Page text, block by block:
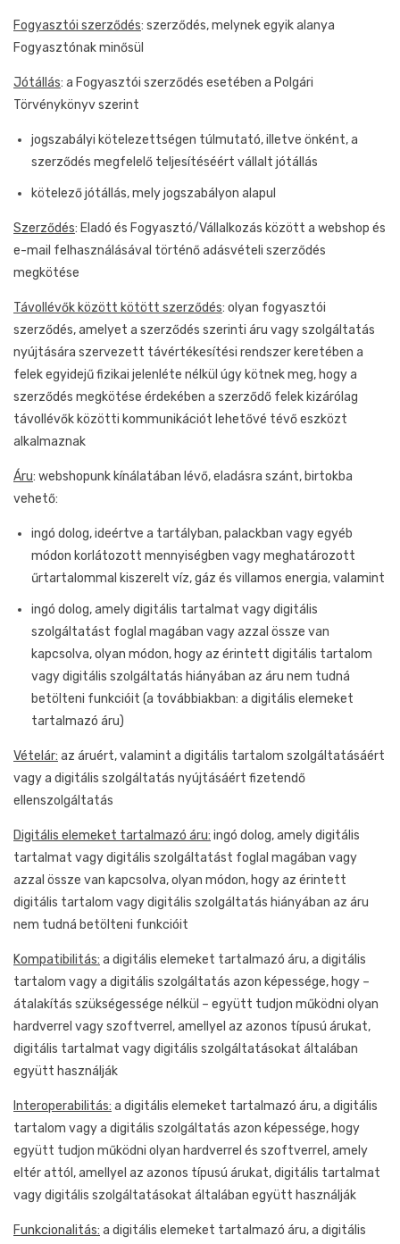
Fogyasztói szerződés: szerződés, melynek egyik alanya
Fogyasztónak minősül
Jótállás: a Fogyasztói szerződés esetében a Polgári
Törvénykönyv szerint
jogszabályi kötelezettségen túlmutató, illetve önként, a
szerződés megfelelő teljesítéséért vállalt jótállás
kötelező jótállás, mely jogszabályon alapul
Szerződés: Eladó és Fogyasztó/Vállalkozás között a webshop és
e-mail felhasználásával történő adásvételi szerződés
megkötése
Távollévők között kötött szerződés: olyan fogyasztói
szerződés, amelyet a szerződés szerinti áru vagy szolgáltatás
nyújtására szervezett távértékesítési rendszer keretében a
felek egyidejű fizikai jelenléte nélkül úgy kötnek meg, hogy a
szerződés megkötése érdekében a szerződő felek kizárólag
távollévők közötti kommunikációt lehetővé tévő eszközt
alkalmaznak
Áru: webshopunk kínálatában lévő, eladásra szánt, birtokba
vehető:
ingó dolog, ideértve a tartályban, palackban vagy egyéb
módon korlátozott mennyiségben vagy meghatározott
űrtartalommal kiszerelt víz, gáz és villamos energia, valamint
ingó dolog, amely digitális tartalmat vagy digitális
szolgáltatást foglal magában vagy azzal össze van
kapcsolva, olyan módon, hogy az érintett digitális tartalom
vagy digitális szolgáltatás hiányában az áru nem tudná
betölteni funkcióit (a továbbiakban: a digitális elemeket
tartalmazó áru)
Vételár: az áruért, valamint a digitális tartalom szolgáltatásáért
vagy a digitális szolgáltatás nyújtásáért fizetendő
ellenszolgáltatás
Digitális elemeket tartalmazó áru: ingó dolog, amely digitális
tartalmat vagy digitális szolgáltatást foglal magában vagy
azzal össze van kapcsolva, olyan módon, hogy az érintett
digitális tartalom vagy digitális szolgáltatás hiányában az áru
nem tudná betölteni funkcióit
Kompatibilitás: a digitális elemeket tartalmazó áru, a digitális
tartalom vagy a digitális szolgáltatás azon képessége, hogy –
átalakítás szükségessége nélkül – együtt tudjon működni olyan
hardverrel vagy szoftverrel, amellyel az azonos típusú árukat,
digitális tartalmat vagy digitális szolgáltatásokat általában
együtt használják
Interoperabilitás: a digitális elemeket tartalmazó áru, a digitális
tartalom vagy a digitális szolgáltatás azon képessége, hogy
együtt tudjon működni olyan hardverrel és szoftverrel, amely
eltér attól, amellyel az azonos típusú árukat, digitális tartalmat
vagy digitális szolgáltatásokat általában együtt használják
Funkcionalitás: a digitális elemeket tartalmazó áru, a digitális